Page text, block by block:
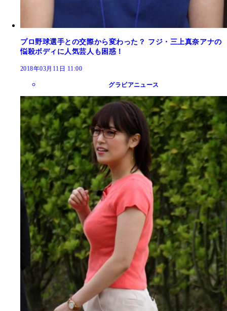
プロ野球選手との交際から変わった？ フジ・三上真奈アナの
悩殺ボディに人気芸人も困惑！
2018年03月11日 11:00
グラビアニュース